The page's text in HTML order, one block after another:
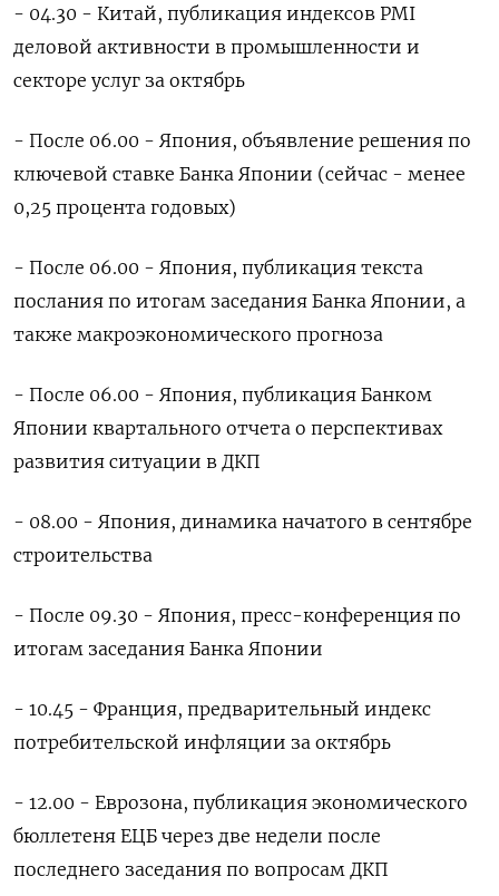
- 04.30 - Китай, публикация индексов PMI
деловой активности в промышленности и
секторе услуг за октябрь
- После 06.00 - Япония, объявление решения по
ключевой ставке Банка Японии (сейчас - менее
0,25 процента годовых)
- После 06.00 - Япония, публикация текста
послания по итогам заседания Банка Японии, а
также макроэкономического прогноза
- После 06.00 - Япония, публикация Банком
Японии квартального отчета о перспективах
развития ситуации в ДКП
- 08.00 - Япония, динамика начатого в сентябре
строительства
- После 09.30 - Япония, пресс-конференция по
итогам заседания Банка Японии
- 10.45 - Франция, предварительный индекс
потребительской инфляции за октябрь
- 12.00 - Еврозона, публикация экономического
бюллетеня ЕЦБ через две недели после
последнего заседания по вопросам ДКП